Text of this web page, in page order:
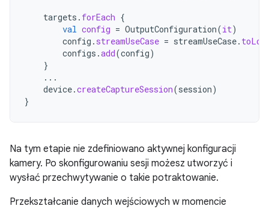
targets . forEach {
val config = OutputConfiguration(it)
config . streamUseCase = streamUseCase.
configs .add(config)
}
...
device.createCaptureSession(session)
}
Na tym etapie nie zdefiniowano aktywnej konfiguracji
kamery. Po skonfigurowaniu sesji możesz utworzyć i
wysłać przechwytywanie o takie potraktowanie.
Przekształcanie danych wejściowych w momencie